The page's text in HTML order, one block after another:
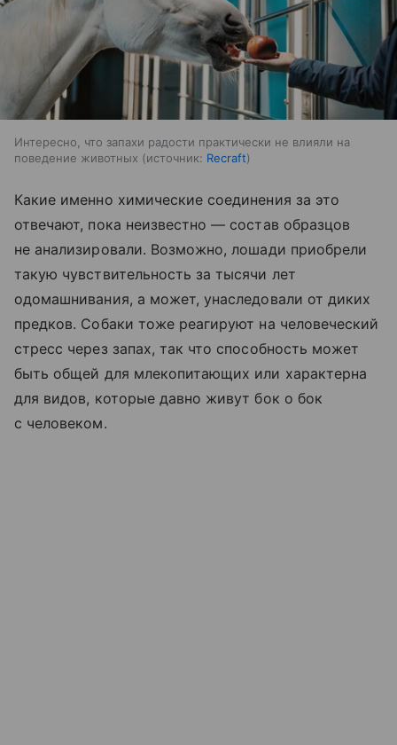
Интересно, что запахи радости практически не влияли на
поведение животных
источник: Recraft
Какие именно химические соединения за это
отвечают, пока неизвестно — состав образцов
не анализировали. Возможно, лошади приобрели
такую чувствительность за тысячи лет
одомашнивания, а может, унаследовали от диких
предков. Собаки тоже реагируют на человеческий
стресс через запах, так что способность может
быть общей для млекопитающих или характерна
для видов, которые давно живут бок о бок
с человеком.